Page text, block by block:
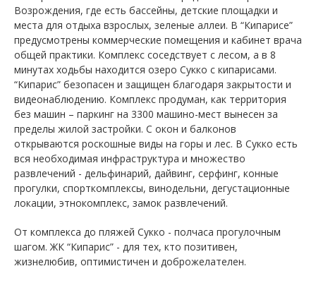
Возрождения, где есть бассейны, детские площадки и
места для отдыха взрослых, зеленые аллеи. В “Кипарисе”
предусмотрены коммерческие помещения и кабинет врача
общей практики. Комплекс соседствует с лесом, а в 8
минутах ходьбы находится озеро Сукко с кипарисами.
“Кипарис” безопасен и защищен благодаря закрытости и
видеонаблюдению. Комплекс продуман, как территория
без машин – паркинг на 3300 машино-мест вынесен за
пределы жилой застройки. С окон и балконов
открываются роскошные виды на горы и лес. В Сукко есть
вся необходимая инфраструктура и множество
развлечений - дельфинарий, дайвинг, серфинг, конные
прогулки, спорткомплексы, винодельни, дегустационные
локации, этнокомплекс, замок развлечений.
От комплекса до пляжей Сукко - полчаса прогулочным
шагом. ЖК “Кипарис” - для тех, кто позитивен,
жизнелюбив, оптимистичен и доброжелателен.